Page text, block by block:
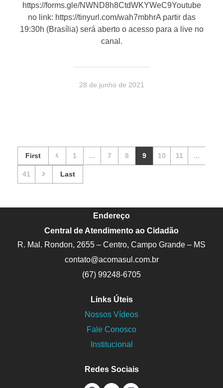
28 de junho de 2021
https://forms.gle/NWND8h8CtdWKYWeC9Youtube
no link: https://tinyurl.com/wah7mbhrA partir das
19:30h (Brasília) será aberto o acesso para a live no
canal.
First 1 ... 7 8 9 10 11 ...
41 Last
Endereço
Central de Atendimento ao Cidadão
R. Mal. Rondon, 2655 – Centro, Campo Grande – MS
contato@acomasul.com.br
(67) 99248-6705
Links Úteis
Nossos Vídeos
Fale Conosco
Institucional
Redes Sociais